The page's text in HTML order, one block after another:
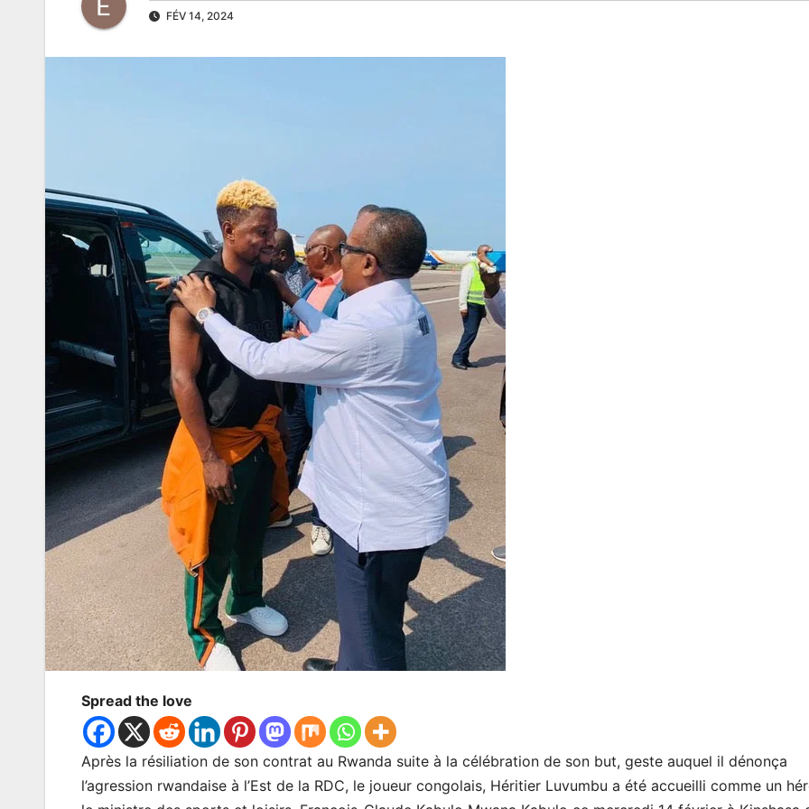
FÉV 14, 2024
Spread the love
Après la résiliation de son contrat au Rwanda suite à la célébration de son but, geste auquel il dénonça
l’agression rwandaise à l’Est de la RDC, le joueur congolais, Héritier Luvumbu a été accueilli comme un